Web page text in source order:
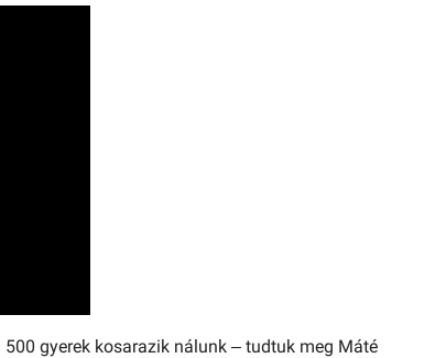
gyerek kosarazik nálunk – tudtuk meg Máté